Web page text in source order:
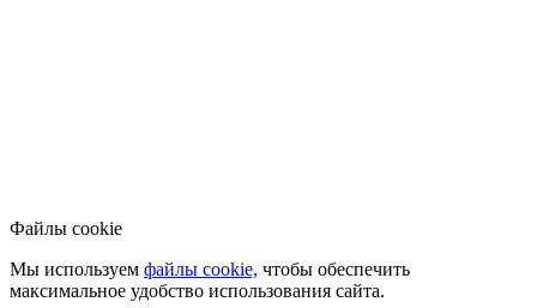
Файлы cookie
Мы используем файлы cookie, чтобы обеспечить
максимальное удобство использования сайта.